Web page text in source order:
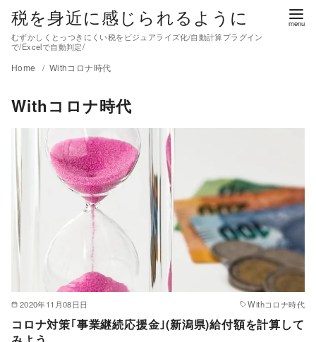
税を身近に感じられるように
むずかしくとっつきにくい税をビジュアライズ化/自動計算プラグイン
で/Excelで自動判定/
Home Withコロナ時代
Withコロナ時代
2020年11月08日日 Withコロナ時代
コロナ対策｢事業継続応援金｣(新潟県)給付額を計算して